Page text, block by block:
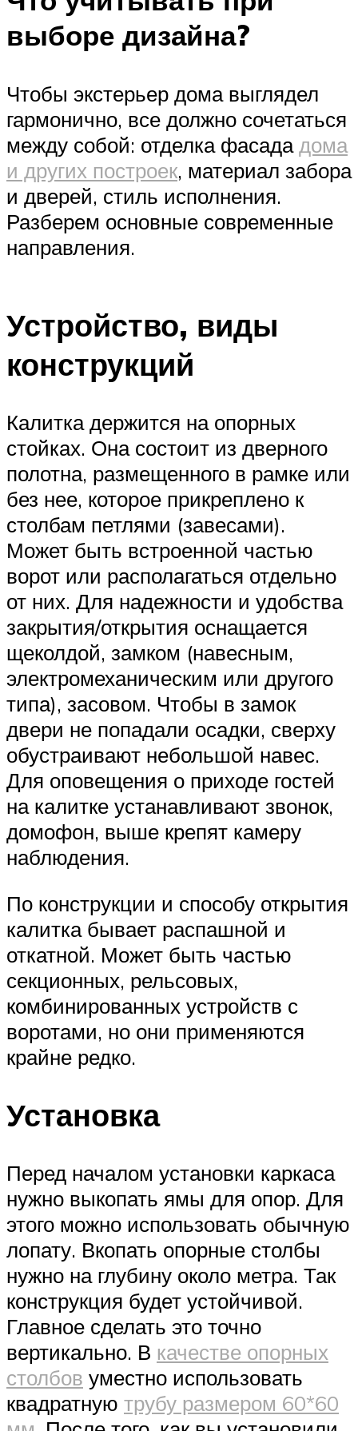
выборе дизайна?
Чтобы экстерьер дома выглядел
гармонично, все должно сочетаться
между собой: отделка фасададома
и других построек, материал забора
и дверей, стиль исполнения.
Разберем основные современные
направления.
Устройство, виды
конструкций
Калитка держится на опорных
стойках. Она состоит из дверного
полотна, размещенного в рамке или
без нее, которое прикреплено к
столбам петлями (завесами).
Может быть встроенной частью
ворот или располагаться отдельно
от них. Для надежности и удобства
закрытия/открытия оснащается
щеколдой, замком (навесным,
электромеханическим или другого
типа), засовом. Чтобы в замок
двери не попадали осадки, сверху
обустраивают небольшой навес.
Для оповещения о приходе гостей
на калитке устанавливают звонок,
домофон, выше крепят камеру
наблюдения.
По конструкции и способу открытия
калитка бывает распашной и
откатной. Может быть частью
секционных, рельсовых,
комбинированных устройств с
воротами, но они применяются
крайне редко.
Установка
Перед началом установки каркаса
нужно выкопать ямы для опор. Для
этого можно использовать обычную
лопату. Вкопать опорные столбы
нужно на глубину около метра. Так
конструкция будет устойчивой.
Главное сделать это точно
вертикально. В качестве опорных
столбов уместно использовать
квадратную трубу размером 60*60